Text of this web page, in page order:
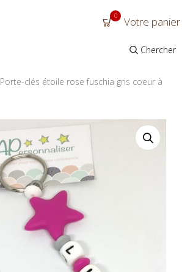
0 Votre panier
Chercher
Porte-clés étoile rose fuschia gris coeur à